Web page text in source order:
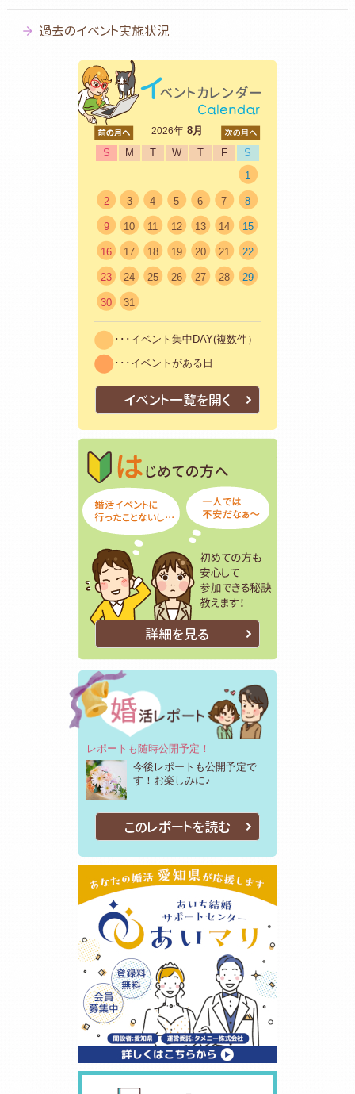
過去のイベント実施状況
2026年8月
S
M T W T F
S
1
2 3 4 5 6 7 8
9 10 11 12 13 14 15
16 17 18 19 20 21 22
23 24 25 26 27 28 29
30 31
･･･イベント集中DAY(複数件）
･･･イベントがある日
イベント一覧を開く
はじめての方
詳細を見る
レポートも随時公開予定！
今後レポートも公開予定で
す！お楽しみに♪
このレポートを読む